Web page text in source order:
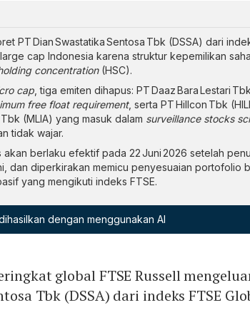
PT Dian Swastatika Sentosa Tbk (DSSA) dari
cap Indonesia karena struktur kepemilikan
concentration(HSC).
cap, tiga emiten dihapus: PT Daaz Bara Lestari
free float requirement, serta PT Hillcon Tbk
(MLIA) yang masuk dalam surveillance stocks
tidak wajar.
akan berlaku efektif pada 22 Juni 2026 setelah
dan diperkirakan memicu penyesuaian portofolio
yang mengikuti indeks FTSE.
dengan menggunakan AI
global FTSE Russell
Tbk (DSSA) dari indeks FTSE